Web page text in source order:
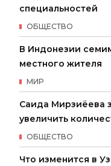
специальностей
ОБЩЕСТВО
В Индонезии
местного жителя
МИР
Саида Мирзиёева
увеличить
ОБЩЕСТВО
Что изменится в